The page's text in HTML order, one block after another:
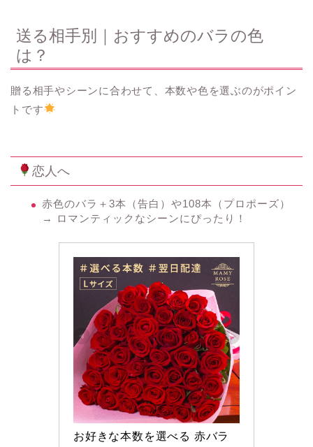
送る相手別｜おすすめのバラの色
は？
贈る相手やシーンに合わせて、本数や色を選ぶのがポイン
トです
恋人へ
赤色のバラ＋3本（告白）や108本（プロポーズ）
→ ロマンティックなシーンにぴったり！
お好きな本数を選べる 赤バラ